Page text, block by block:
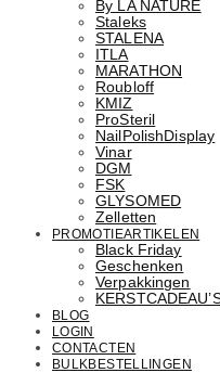
By LA NATURE
Staleks
STALENA
ITLA
MARATHON
Roubloff
KMIZ
ProSteril
NailPolishDisplay
Vinar
DGM
FSK
GLYSOMED
Zelletten
PROMOTIEARTIKELEN
Black Friday
Geschenken
Verpakkingen
BLOG
LOGIN
CONTACTEN
BULKBESTELLINGEN